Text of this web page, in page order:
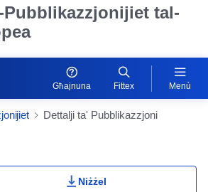
tal-
Għajnuna Fittex Menù
Dettalji ta' Pubblikazzjoni
Actions Portlet
Niżżel